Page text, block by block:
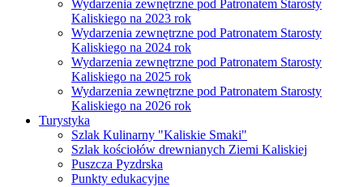
Wydarzenia zewnętrzne pod Patronatem Starosty
Kaliskiego na 2023 rok
Wydarzenia zewnętrzne pod Patronatem Starosty
Kaliskiego na 2024 rok
Wydarzenia zewnętrzne pod Patronatem Starosty
Kaliskiego na 2025 rok
Wydarzenia zewnętrzne pod Patronatem Starosty
Kaliskiego na 2026 rok
Turystyka
Szlak Kulinarny "Kaliskie Smaki"
Szlak kościołów drewnianych Ziemi Kaliskiej
Puszcza Pyzdrska
Punkty edukacyjne